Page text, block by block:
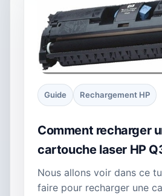
Guide Rechargement HP
Comment recharger
cartouche laser HP
Nous allons voir dans ce
faire pour recharger une